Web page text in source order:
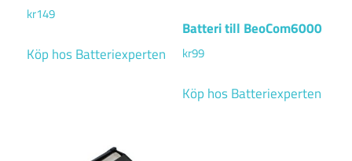
kr149
Köp hos Batteriexperten
Batteri till BeoCom6000
kr99
Köp hos Batteriexperten